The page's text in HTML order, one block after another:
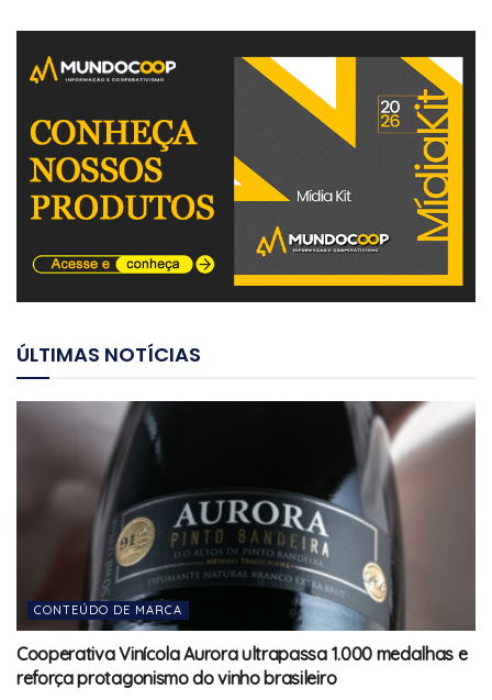
ÚLTIMAS NOTÍCIAS
CONTEÚDO DE MARCA
Cooperativa Vinícola Aurora ultrapassa 1.000 medalhas e
reforça protagonismo do vinho brasileiro